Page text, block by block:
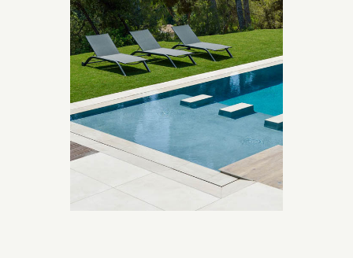
Les piscines en béton contemporaines Jacques
Brens sont uniques grâce au large choix de
matériaux et de revêtements et les nombreuses
options disponibles, miroir, couloir de nage, plage
immergée, débordement.